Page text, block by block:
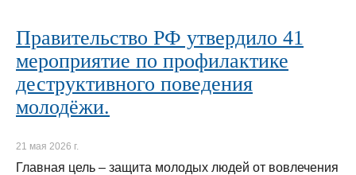
Правительство РФ утвердило 41
мероприятие по профилактике
деструктивного поведения
молодёжи.
21 мая 2026 г.
Главная цель – защита молодых людей от вовлечения